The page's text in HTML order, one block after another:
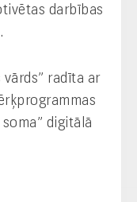
darbības
radīta ar
digitālā